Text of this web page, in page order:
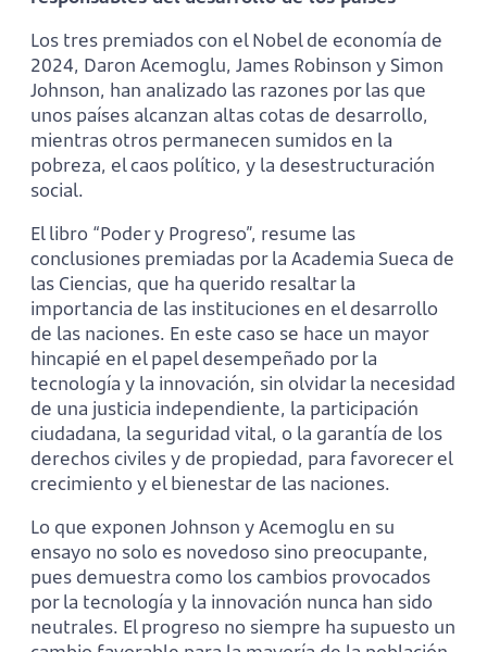
Los tres premiados con el Nobel de economía de
2024, Daron Acemoglu, James Robinson y Simon
Johnson, han analizado las razones por las que
unos países alcanzan altas cotas de desarrollo,
mientras otros permanecen sumidos en la
pobreza, el caos político, y la desestructuración
social.
El libro “Poder y Progreso”, resume las
conclusiones premiadas por la Academia Sueca de
las Ciencias, que ha querido resaltar la
importancia de las instituciones en el desarrollo
de las naciones. En este caso se hace un mayor
hincapié en el papel desempeñado por la
tecnología y la innovación, sin olvidar la necesidad
de una justicia independiente, la participación
ciudadana, la seguridad vital, o la garantía de los
derechos civiles y de propiedad, para favorecer el
crecimiento y el bienestar de las naciones.
Lo que exponen Johnson y Acemoglu en su
ensayo no solo es novedoso sino preocupante,
pues demuestra como los cambios provocados
por la tecnología y la innovación nunca han sido
neutrales. El progreso no siempre ha supuesto un